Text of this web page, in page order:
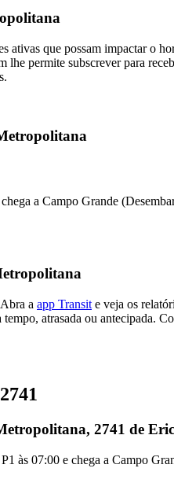
ativas que possam impactar o
lhe permite subscrever para
a Campo Grande
a app Transit e veja os
atrasada ou antecipada.
2741 de
às 07:00 e chega a Campo